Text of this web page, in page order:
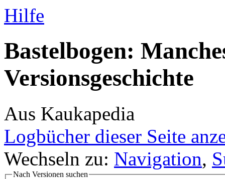
Hilfe
Bastelbogen:
Versionsgeschichte
Aus Kaukapedia
Logbücher dieser Seite
Wechseln zu: Navigation,
Nach Versionen suchen